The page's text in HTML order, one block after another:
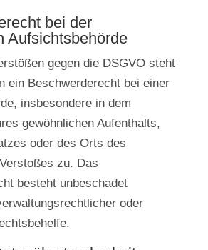
bei der
Aufsichts­behörde
gegen die DSGVO steht
ein Beschwerderecht bei einer
insbesondere in dem
gewöhnlichen Aufenthalts,
oder des Orts des
zu. Das
besteht unbeschadet
oder